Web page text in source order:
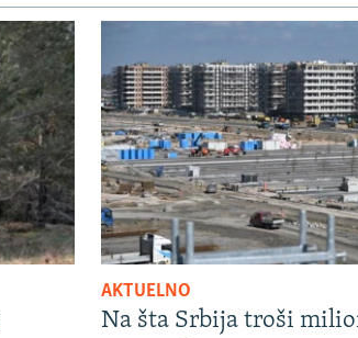
AKTUELNO
Na šta Srbija troši